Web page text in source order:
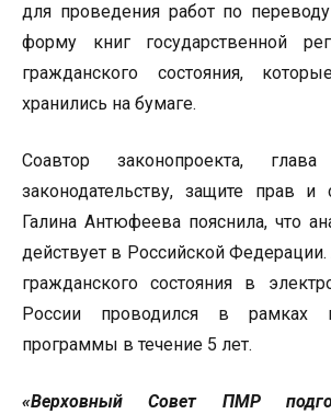
для проведения работ по
форму книг государственной
гражданского состояния,
хранились на бумаге.
Соавтор законопроекта,
законодательству, защите прав и
Галина Антюфеева пояснила, что
действует в Российской
гражданского состояния в
России проводился в рамках
программы в течение 5 лет.
«Верховный Совет ПМР